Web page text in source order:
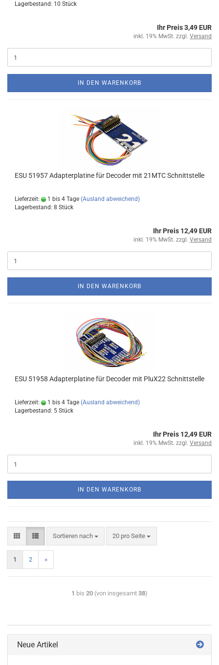
Lagerbestand: 10 Stück
Ihr Preis 3,49 EUR
inkl. 19% MwSt. zzgl. Versand
IN DEN WARENKORB
ESU 51957 Adapterplatine für Decoder mit 21MTC Schnittstelle
Lieferzeit: 1 bis 4 Tage (Ausland abweichend)
Lagerbestand: 8 Stück
Ihr Preis 12,49 EUR
inkl. 19% MwSt. zzgl. Versand
IN DEN WARENKORB
ESU 51958 Adapterplatine für Decoder mit PluX22 Schnittstelle
Lieferzeit: 1 bis 4 Tage (Ausland abweichend)
Lagerbestand: 5 Stück
Ihr Preis 12,49 EUR
inkl. 19% MwSt. zzgl. Versand
IN DEN WARENKORB
Sortieren nach 20 pro Seite
1 2 »
1 bis 20 (von insgesamt 38)
Neue Artikel